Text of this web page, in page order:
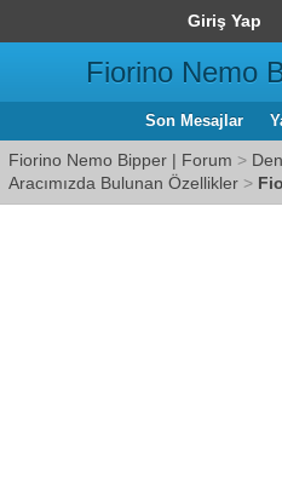
Giriş Yap
Fiorino Nemo
Son Mesajlar
Fiorino Nemo Bipper | Forum >
Aracımızda Bulunan Özellikler >